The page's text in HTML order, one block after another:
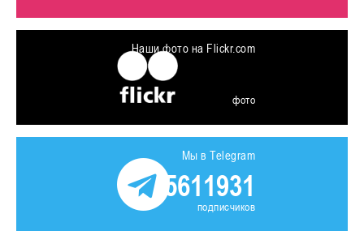
Наши фото на Flickr.com
фото
Мы в Telegram
5611931
подписчиков